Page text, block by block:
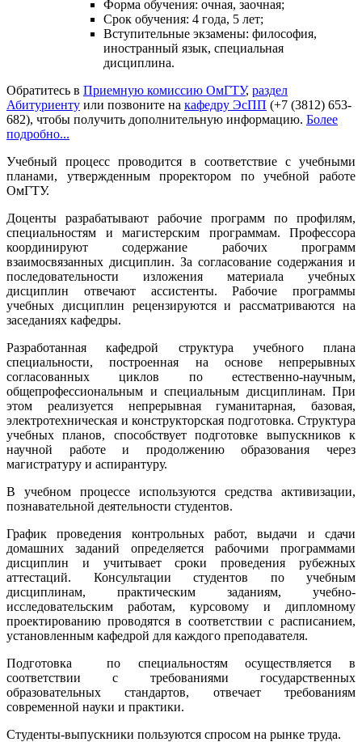
Форма обучения: очная, заочная;
Срок обучения: 4 года, 5 лет;
Вступительные экзамены: философия,
иностранный язык, специальная
дисциплина.
Обратитесь в Приемную комиссию ОмГТУ, раздел
Абитуриенту или позвоните на кафедру ЭсПП (+7 (3812) 653-
682), чтобы получить дополнительную информацию. Более
подробно...
Учебный процесс проводится в соответствие с учебными
планами, утвержденным проректором по учебной работе
ОмГТУ.
Доценты разрабатывают рабочие программ по профилям,
специальностям и магистерским программам. Профессора
координируют содержание рабочих программ
взаимосвязанных дисциплин. За согласование содержания и
последовательности изложения материала учебных
дисциплин отвечают ассистенты. Рабочие программы
учебных дисциплин рецензируются и рассматриваются на
заседаниях кафедры.
Разработанная кафедрой структура учебного плана
специальности, построенная на основе непрерывных
согласованных циклов по естественно-научным,
общепрофессиональным и специальным дисциплинам. При
этом реализуется непрерывная гуманитарная, базовая,
электротехническая и конструкторская подготовка. Структура
учебных планов, способствует подготовке выпускников к
научной работе и продолжению образования через
магистратуру и аспирантуру.
В учебном процессе используются средства активизации,
познавательной деятельности студентов.
График проведения контрольных работ, выдачи и сдачи
домашних заданий определяется рабочими программами
дисциплин и учитывает сроки проведения рубежных
аттестаций. Консультации студентов по учебным
дисциплинам, практическим заданиям, учебно-
исследовательским работам, курсовому и дипломному
проектированию проводятся в соответствии с расписанием,
установленным кафедрой для каждого преподавателя.
Подготовка по специальностям осуществляется в
соответствии с требованиями государственных
образовательных стандартов, отвечает требованиям
современной науки и практики.
Студенты-выпускники пользуются спросом на рынке труда.